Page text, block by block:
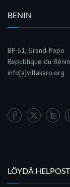
BENIN
BP 61, Grand-Popo
Republique du Bénin
info[a]villakaro.org
LÖYDÄ